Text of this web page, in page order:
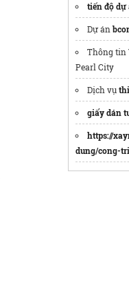
tiến độ dự
Dự án
Thông tin
Pearl City
Dịch vụ
giấy dán
https://
dung/cong-